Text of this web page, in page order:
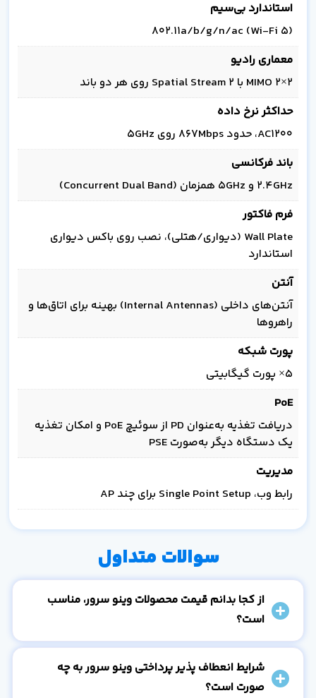
استاندارد بی‌سیم
802.11a/b/g/n/ac (Wi‑Fi 5)
معماری رادیو
2×2 MIMO با 2 Spatial Stream روی هر دو باند
حداکثر نرخ داده
AC1200، حدود 867Mbps روی 5GHz
باند فرکانسی
2.4GHz و 5GHz همزمان (Concurrent Dual Band)
فرم فاکتور
Wall Plate (دیواری/هتلی)، نصب روی باکس دیواری
استاندارد
آنتن
آنتن‌های داخلی (Internal Antennas) بهینه برای اتاق‌ها و
راهروها
پورت شبکه
5× پورت گیگابیتی
PoE
دریافت تغذیه به‌عنوان PD از سوئیچ PoE و امکان تغذیه
یک دستگاه دیگر به‌صورت PSE
مدیریت
رابط وب، Single Point Setup برای چند AP
سوالات متداول
از کجا بدانم قیمت محصولات وینو سرور، مناسب
است؟
شرایط انعطاف پذیر پرداختی وینو سرور به چه
صورت است؟